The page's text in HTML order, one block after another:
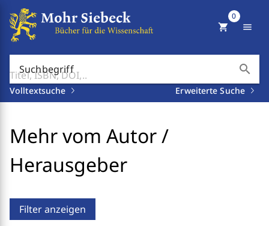
Suchbegriff search
Volltextsuche Erweiterte Suche
shopping_cart
0
menu
Mehr vom Autor /
Herausgeber
Filter anzeigen